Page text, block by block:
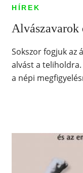
HÍREK
Alvászavarok
Sokszor fogjuk az
alvást a
a népi